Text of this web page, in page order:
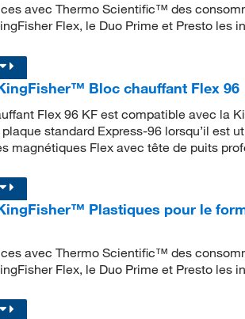
avec Thermo Scientific™ des
Flex, le Duo Prime et Presto les
Bloc chauffant Flex 96
Flex 96 KF est compatible avec la
standard Express-96 lorsqu’il est
magnétiques Flex avec tête de puits
Plastiques pour le
avec Thermo Scientific™ des
Flex, le Duo Prime et Presto les